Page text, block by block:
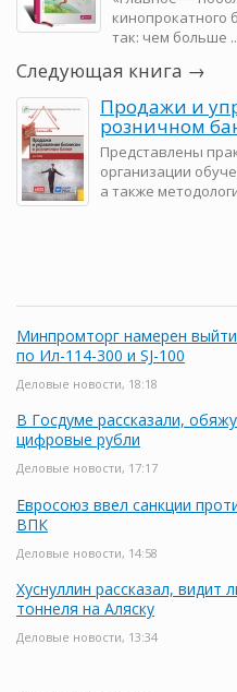
кинопрокатного
так: чем больше
Следующая книга →
Продажи и
розничном
Представлены
организации
а также
Минпромторг намерен
по Ил-114-300 и SJ-100
Деловые новости, 18:18
В Госдуме рассказали,
цифровые рубли
Деловые новости, 17:17
Евросоюз ввел санкции
ВПК
Деловые новости, 14:58
Хуснуллин рассказал, видит
тоннеля на Аляску
Деловые новости, 13:34